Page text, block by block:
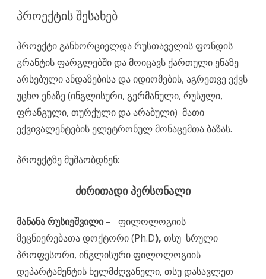
პროექტის შესახებ
პროექტი განხორციელდა რუსთაველის ფონდის
გრანტის ფარგლებში და მოიცავს ქართული ენაზე
არსებული ანდაზებისა და იდიომების, აგრეთვე ექვს
უცხო ენაზე (ინგლისური, გერმანული, რუსული,
ფრანგული, თურქული და არაბული) მათი
ექვივალენტების ელეტრონულ მონაცემთა ბაზას.
პროექტზე მუშაობდნენ:
ძირითადი პერსონალი
მანანა რუსიეშვილი– ფილოლოგიის
მეცნიერებათა დოქტორი (Ph.D), თსუ სრული
პროფესორი, ინგლისური ფილოლოგიის
დეპარტამენტის ხელმძღვანელი, თსუ დასავლეთ